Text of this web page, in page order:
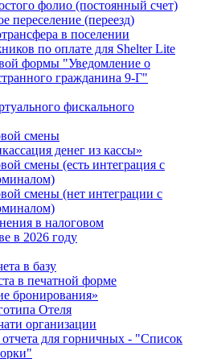
фолио (постоянный счет)
переселение (переезд)
в поселении
по оплате для Shelter Lite
формы "Уведомление о
гражданина 9-Г"
фискального
смены
денег из кассы»
смены (есть интеграция с
смены (нет интеграции с
в налоговом
в 2026 году
в базу
в печатной форме
бронирования»
Отеля
организации
для горничных - "Список